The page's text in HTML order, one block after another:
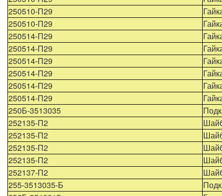
250510-П29
250510-П29
250514-П29
250514-П29
250514-П29
250514-П29
250514-П29
250514-П29
250Б-3513035
252135-П2
252135-П2
252135-П2
252135-П2
252137-П2
255-3513035-Б